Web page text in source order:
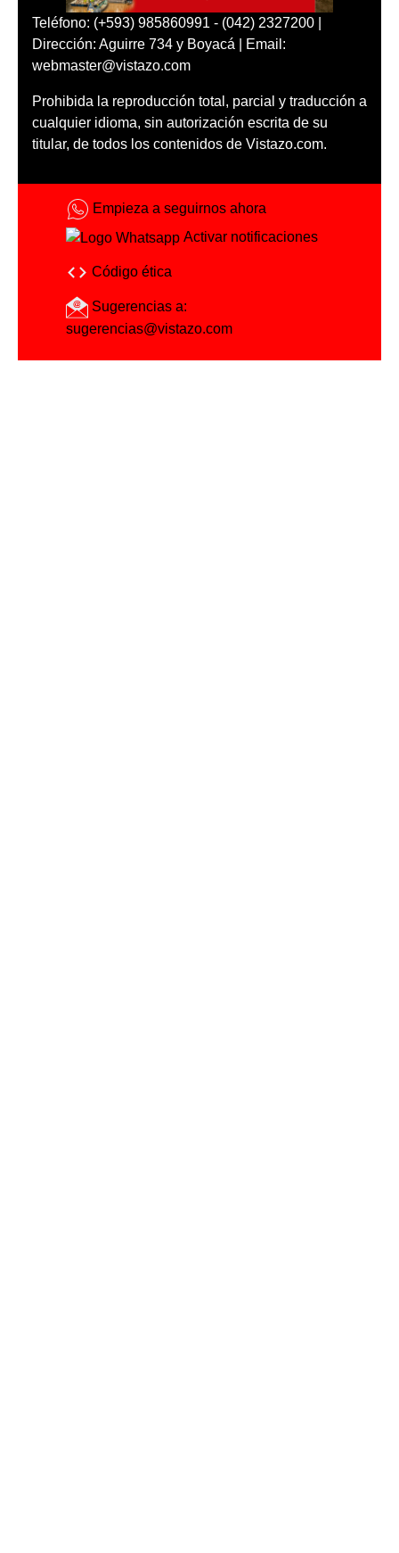
Teléfono: (+593) 985860991 - (042) 2327200 |
Dirección: Aguirre 734 y Boyacá | Email:
webmaster@vistazo.com
Prohibida la reproducción total, parcial y traducción a
cualquier idioma, sin autorización escrita de su
titular, de todos los contenidos de Vistazo.com.
Empieza a seguirnos ahora
Activar notificaciones
Código ética
Sugerencias a:
sugerencias@vistazo.com